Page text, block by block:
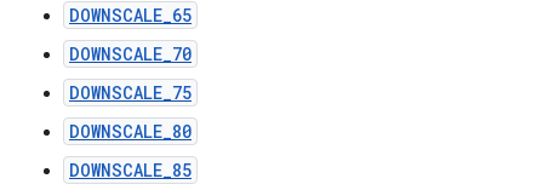
DOWNSCALE_65
DOWNSCALE_70
DOWNSCALE_75
DOWNSCALE_80
DOWNSCALE_85